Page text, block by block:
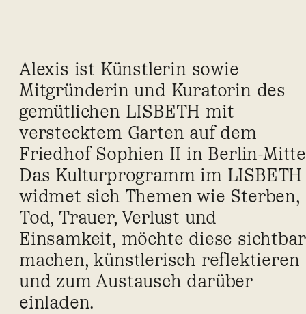
Alexis ist Künstlerin sowie
Mitgründerin und Kuratorin des
gemütlichen LISBETH mit
verstecktem Garten auf dem
Friedhof Sophien II in Berlin-
Das Kulturprogramm im LISBETH
widmet sich Themen wie Sterben,
Tod, Trauer, Verlust und
Einsamkeit, möchte diese sichtbar
machen, künstlerisch reflektieren
und zum Austausch darüber
einladen.